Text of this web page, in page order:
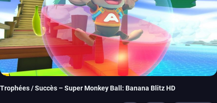
Trophées / Succès – Super Monkey Ball: Banana Blitz HD